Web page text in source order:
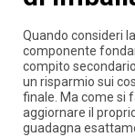
Quando consideri
componente
compito
un risparmio sui
finale. Ma come si
aggiornare il
guadagna